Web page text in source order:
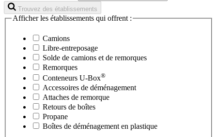
Trouvez des établissements
Afficher les établissements qui offrent :
Camions
Libre-entreposage
Solde de camions et de remorques
Remorques
Conteneurs U-Box®
Accessoires de déménagement
Attaches de remorque
Retours de boîtes
Propane
Boîtes de déménagement en plastique